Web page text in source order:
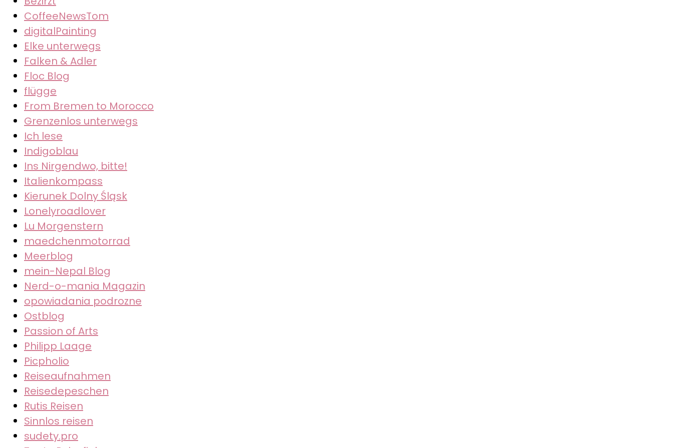
CoffeeNewsTom
digitalPainting
Elke unterwegs
Falken & Adler
Floc Blog
flügge
From Bremen to Morocco
Grenzenlos unterwegs
Ich lese
Indigoblau
Ins Nirgendwo, bitte!
Italienkompass
Kierunek Dolny Śląsk
Lonelyroadlover
Lu Morgenstern
maedchenmotorrad
Meerblog
mein-Nepal Blog
Nerd-o-mania Magazin
opowiadania podrozne
Ostblog
Passion of Arts
Philipp Laage
Picpholio
Reiseaufnahmen
Reisedepeschen
Rutis Reisen
Sinnlos reisen
sudety.pro